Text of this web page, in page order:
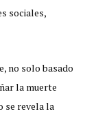
sociales,
no solo basado
la muerte
se revela la